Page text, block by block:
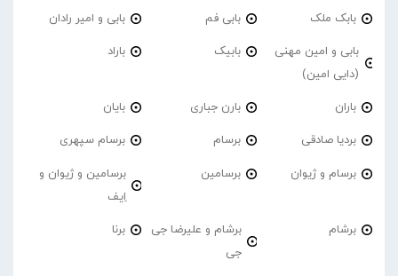
بابک ملک بابی فم بابی و امیر رادان
بابی و امین مهنی
(دایی امین)
بابیک باراد
باران بارن جباری بایان
بردیا صادقی برسام برسام سپهری
برسام و ژیوان برسامین
برسامین و ژیوان و
اِیف
برشام
برشام و علیرضا جی
جی
برنا